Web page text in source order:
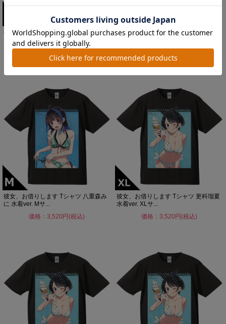
彼女、お借りします Tシャツ 八重森み
に 水着ver. XL...
彼女、お借りします Tシャツ 八重森み
彼女、お借りします Tシャツ 八重森み
に 水着ver. Mサ...
価格：3,520円(税込)
彼女、お借りします Tシャツ 更科瑠夏
水着ver. XLサ...
価格：3,520円(税込)